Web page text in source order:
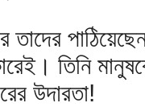
তাদের
তিনি
উদারতা!